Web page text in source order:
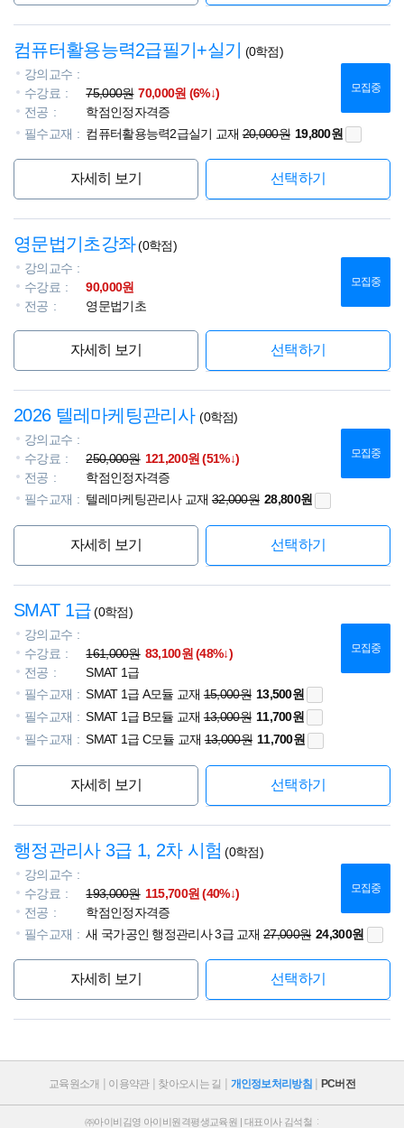
컴퓨터활용능력2급필기+실기
(0학점)
강의교수
수강료
75,000원 70,000원 (6%↓)
전공
학점인정자격증
필수교재
컴퓨터활용능력2급실기 교재20,000원 19,800원
모집중
자세히 보기 선택하기
영문법기초강좌(0학점)
강의교수
수강료
90,000원
전공
영문법기초
모집중
자세히 보기 선택하기
2026 텔레마케팅관리사(0학점)
강의교수
수강료
250,000원 121,200원 (51%↓)
전공
학점인정자격증
필수교재
텔레마케팅관리사 교재 32,000원 28,800원
모집중
자세히 보기 선택하기
SMAT 1급(0학점)
강의교수
수강료
161,000원 83,100원 (48%↓)
전공
SMAT 1급
필수교재
SMAT 1급 A모듈 교재15,000원 13,500원
필수교재
SMAT 1급 B모듈 교재13,000원 11,700원
필수교재
SMAT 1급 C모듈 교재13,000원 11,700원
모집중
자세히 보기 선택하기
행정관리사 3급 1, 2차 시험 (0학점)
강의교수
수강료
193,000원 115,700원 (40%↓)
전공
학점인정자격증
필수교재
새 국가공인 행정관리사 3급 교재27,000원 24,300원
모집중
자세히 보기 선택하기
교육원소개 이용약관 찾아오시는 길 개인정보처리방침 PC버전
㈜아이비김영 아이비원격평생교육원 | 대표이사 김석철